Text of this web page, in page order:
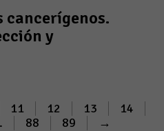
cancerígenos.
y
11 12 13
14
88 89 →